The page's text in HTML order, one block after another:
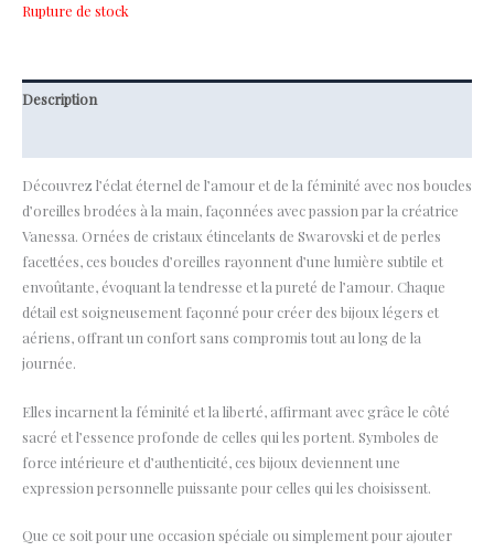
Rupture de stock
Description
Découvrez l’éclat éternel de l’amour et de la féminité avec nos boucles
d’oreilles brodées à la main, façonnées avec passion par la créatrice
Vanessa. Ornées de cristaux étincelants de Swarovski et de perles
facettées, ces boucles d’oreilles rayonnent d’une lumière subtile et
envoûtante, évoquant la tendresse et la pureté de l’amour. Chaque
détail est soigneusement façonné pour créer des bijoux légers et
aériens, offrant un confort sans compromis tout au long de la
journée.
Elles incarnent la féminité et la liberté, affirmant avec grâce le côté
sacré et l’essence profonde de celles qui les portent. Symboles de
force intérieure et d’authenticité, ces bijoux deviennent une
expression personnelle puissante pour celles qui les choisissent.
Que ce soit pour une occasion spéciale ou simplement pour ajouter